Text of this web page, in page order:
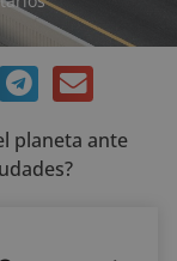
planeta ante